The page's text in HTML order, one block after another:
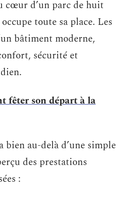
cœur d’un parc de huit
toute sa place. Les
bâtiment moderne,
sécurité et
fêter son départ à la
bien au-delà d’une simple
des prestations
: